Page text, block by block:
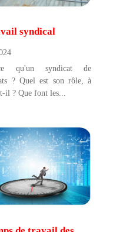
syndical
ce qu'un syndicat de
? Quel est son rôle, à
il ? Que font les...